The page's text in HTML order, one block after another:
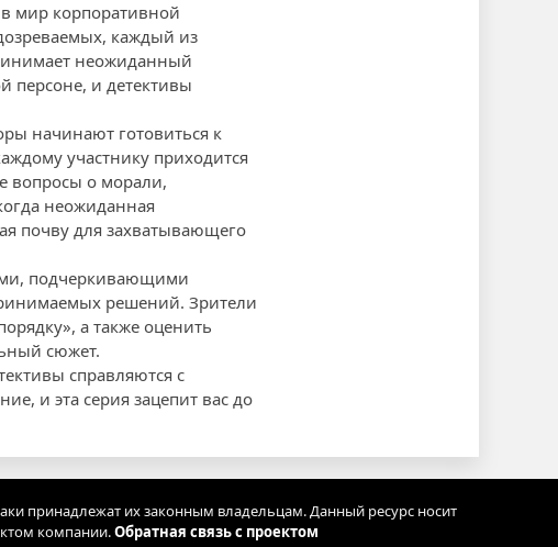
мир корпоративной
каждый из
неожиданный
персоне, и детективы
начинают готовиться к
участнику приходится
вопросы о морали,
неожиданная
почву для захватывающего
подчеркивающими
решений. Зрители
а также оценить
сюжет.
справляются с
и эта серия зацепит вас до
принадлежат их законным владельцам. Данный ресурс носит
компании.Обратная связь с проектом